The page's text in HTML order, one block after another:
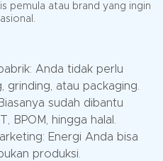
pemula atau brand yang ingin
Anda tidak perlu
grinding, atau packaging.
sudah dibantu
BPOM, hingga halal.
Energi Anda bisa
produksi.